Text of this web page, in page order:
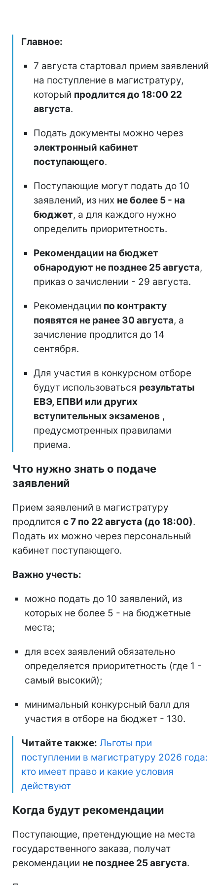
Главное:
7 августа стартовал прием заявлений
на поступление в магистратуру,
который продлится до 18:00 22
августа.
Подать документы можно через
электронный кабинет
поступающего.
Поступающие могут подать до 10
заявлений, из них не более 5 - на
бюджет, а для каждого нужно
определить приоритетность.
Рекомендации на бюджет
обнародуют не позднее 25 августа,
приказ о зачислении - 29 августа.
Рекомендации по контракту
появятся не ранее 30 августа, а
зачисление продлится до 14
сентября.
Для участия в конкурсном отборе
будут использоваться результаты
ЕВЭ, ЕПВИ или других
вступительных экзаменов ,
предусмотренных правилами
приема.
Что нужно знать о подаче
заявлений
Прием заявлений в магистратуру
продлится с 7 по 22 августа (до 18:00).
Подать их можно через персональный
кабинет поступающего.
Важно учесть:
можно подать до 10 заявлений, из
которых не более 5 - на бюджетные
места;
для всех заявлений обязательно
определяется приоритетность (где 1 -
самый высокий);
минимальный конкурсный балл для
участия в отборе на бюджет - 130.
Читайте также: Льготы при
поступлении в магистратуру 2026 года:
кто имеет право и какие условия
действуют
Когда будут рекомендации
Поступающие, претендующие на места
государственного заказа, получат
рекомендации не позднее 25 августа.